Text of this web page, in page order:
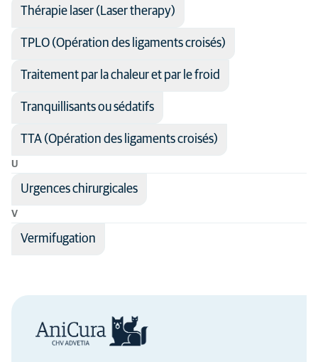
Thérapie laser (Laser therapy)
TPLO (Opération des ligaments croisés)
Traitement par la chaleur et par le froid
Tranquillisants ou sédatifs
TTA (Opération des ligaments croisés)
U
Urgences chirurgicales
V
Vermifugation